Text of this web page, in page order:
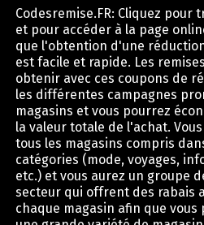
Codesremise.FR: Cliquez pour
et pour accéder à la page
que l'obtention d'une
est facile et rapide. Les
obtenir avec ces coupons de
les différentes campagnes
magasins et vous pourrez
la valeur totale de l'achat.
tous les magasins compris
catégories (mode, voyages,
etc.) et vous aurez un groupe
secteur qui offrent des rabais
chaque magasin afin que vous